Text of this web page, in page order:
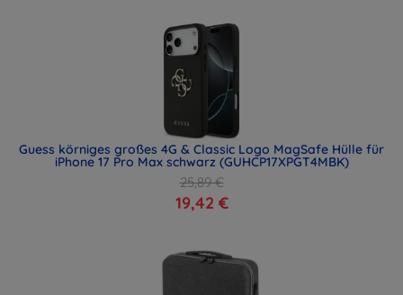
Guess körniges großes 4G & Classic Logo MagSafe Hülle für
iPhone 17 Pro Max schwarz (GUHCP17XPGT4MBK)
25,89 €
19,42 €